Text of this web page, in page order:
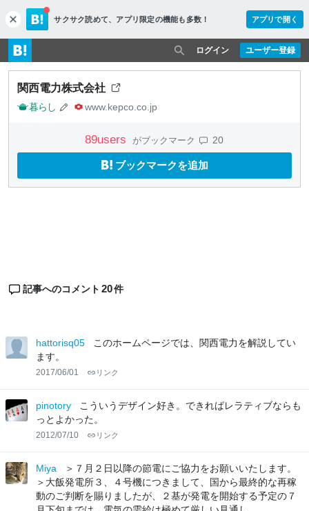
c
l
o
s
e
サクサク読めて、 アプリ限定の機能も多数！ アプリで開く
ユーザー登録
ログイン
関西電力株式会社
暮らし www.kepco.co.jp
89users がブックマーク 20
ブックマークを追加
記事へのコメント 20件
hattorisq05
このホームページでは、関西電力を解説してい
ます。
2017/06/01 リンク
pinotory
こういうデザイン好き。できればレラティブならも
っとよかった。
2012/07/10 リンク
Miya
＞７月２日以降の節電にご協力をお願いいたします。
＞大飯発電所３、４号機につきまして、国から最終的な再稼
動のご判断を賜りましたが、２基が発電を開始する予定の７